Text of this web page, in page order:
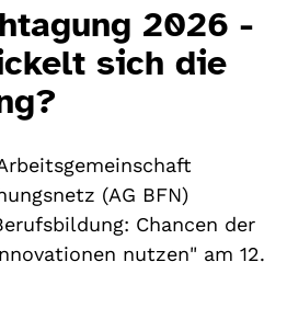
2026 -
sich die
(AG BFN)
Chancen der
nutzen" am 12.